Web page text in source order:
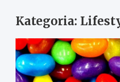
Kategoria: